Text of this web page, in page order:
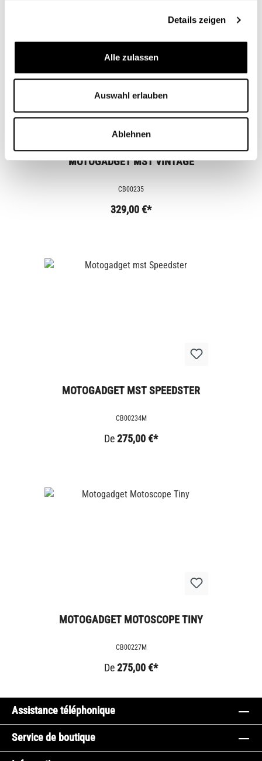
Details zeigen
Alle zulassen
Auswahl erlauben
Ablehnen
MOTOGADGET MST VINTAGE
CB00235
329,00 €*
MOTOGADGET MST SPEEDSTER
CB00234M
De275,00 €*
MOTOGADGET MOTOSCOPE TINY
CB00227M
De275,00 €*
Assistance téléphonique
Service de boutique